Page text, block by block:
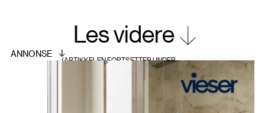
større oppholdsrom, fordi man får kontakt med
begge vindusfeltene, og unngår et dørblad som
blokkerer lyset når døren står åpen.
I arbeidsmøter med byggherre ble det stilt
tydelige krav om at materialbruken skulle ta
Les videre